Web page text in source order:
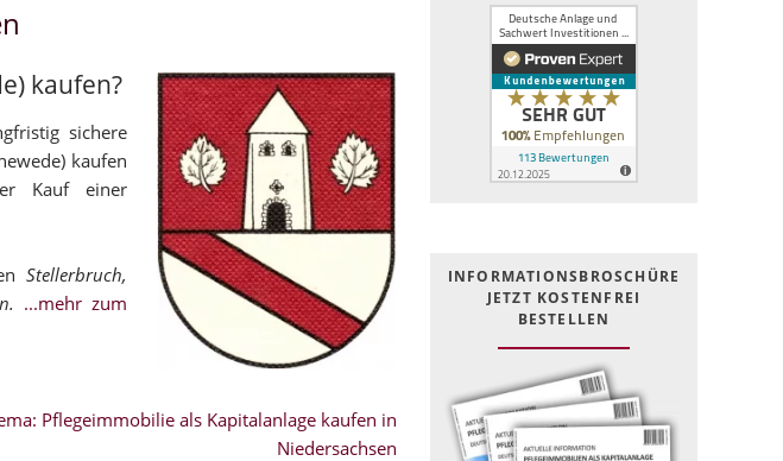
kaufen?
sichere
kaufen
Kauf einer
Stellerbruch,
...mehr zum
Pflegeimmobilie als Kapitalanlage kaufen in
Niedersachsen
INFOR­MATIONS­BROSCHÜRE
JETZT KOSTEN­FREI
BESTELLEN